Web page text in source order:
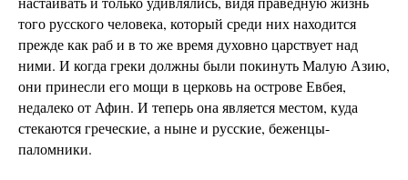
того русского человека, который среди них находится
прежде как раб и в то же время духовно царствует над
ними. И когда греки должны были покинуть Малую Азию,
они принесли его мощи в церковь на острове Евбея,
недалеко от Афин. И теперь она является местом, куда
стекаются греческие, а ныне и русские, беженцы-
паломники.